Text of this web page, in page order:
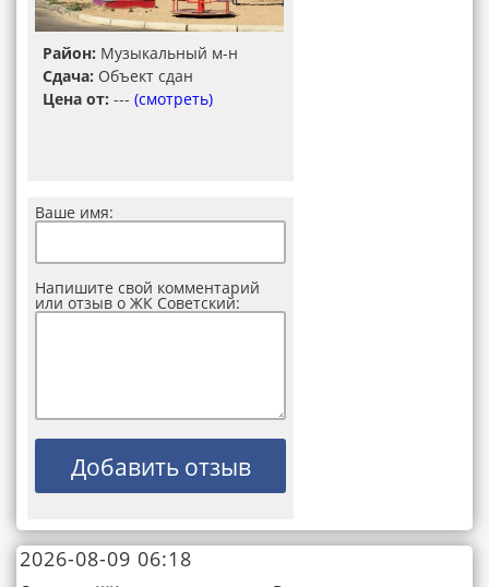
Район: Музыкальный м-н
Сдача: Объект сдан
Цена от: --- (смотреть)
Ваше имя:
Напишите свой комментарий
или отзыв о ЖК Советский:
2026-08-09 06:18